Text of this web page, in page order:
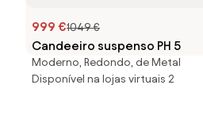
999 €1049 €
Candeeiro suspenso PH 5
Moderno, Redondo, de Metal
Disponível na lojas virtuais 2